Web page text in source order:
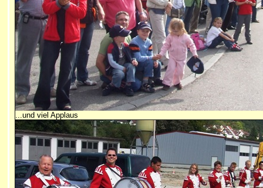
...und viel Applaus